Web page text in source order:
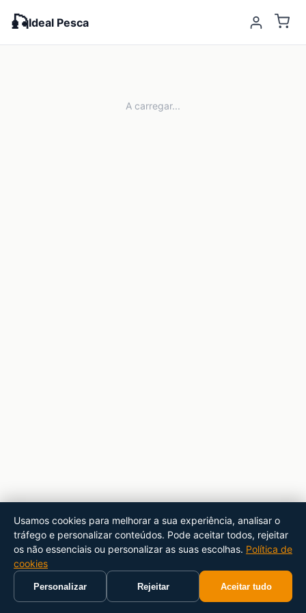
🎣Ideal Pesca
A carregar...
Usamos cookies para melhorar a sua experiência, analisar o
tráfego e personalizar conteúdos. Pode aceitar todos, rejeitar
os não essenciais ou personalizar as suas escolhas. Política de
cookies
Personalizar Rejeitar Aceitar tudo